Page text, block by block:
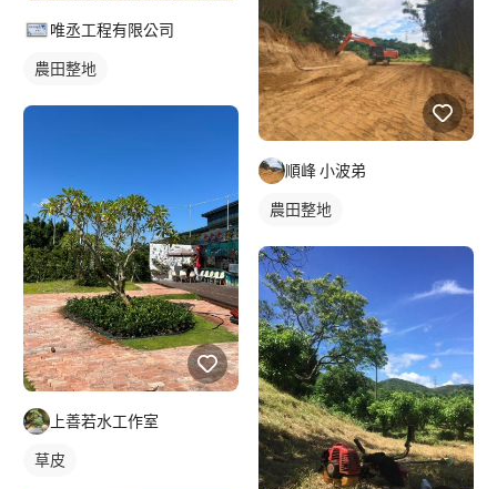
唯丞工程有限公司
農田整地
上善若水工作室
草皮
順峰 小波弟
農田整地